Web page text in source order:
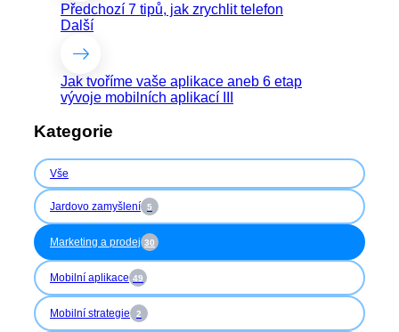
Předchozí 7 tipů, jak zrychlit telefon
Další
Jak tvoříme vaše aplikace aneb 6 etap
vývoje mobilních aplikací III
Kategorie
Vše
Jardovo zamyšlení 5
Marketing a prodej 30
Mobilní aplikace 49
Mobilní strategie 2